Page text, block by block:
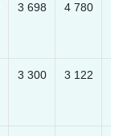
3 698 4 780
3 300 3 122